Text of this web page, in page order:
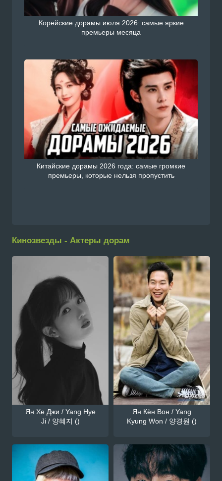
Корейские дорамы июля 2026: самые яркие
премьеры месяца
Китайские дорамы 2026 года: самые громкие
премьеры, которые нельзя пропустить
Кинозвезды - Актеры дорам
Ян Хе Джи / Yang Hye
Ji / 양혜지 ()
Ян Кён Вон / Yang
Kyung Won / 양경원 ()